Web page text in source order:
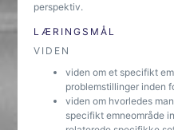
perspektiv.
LÆRINGSMÅL
VIDEN
viden om et specifikt
problemstillinger inden
viden om hvorledes
specifikt emneområde